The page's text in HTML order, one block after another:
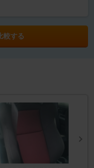
較する